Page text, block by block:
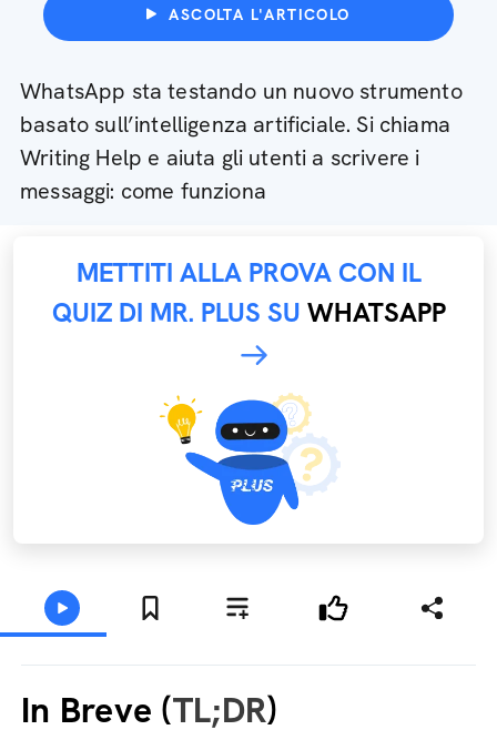
ASCOLTA L'ARTICOLO
WhatsApp sta testando un nuovo strumento
basato sull’intelligenza artificiale. Si chiama
Writing Help e aiuta gli utenti a scrivere i
messaggi: come funziona
METTITI ALLA PROVA CON IL
QUIZ DI MR. PLUS SU WHATSAPP
In Breve (TL;DR)